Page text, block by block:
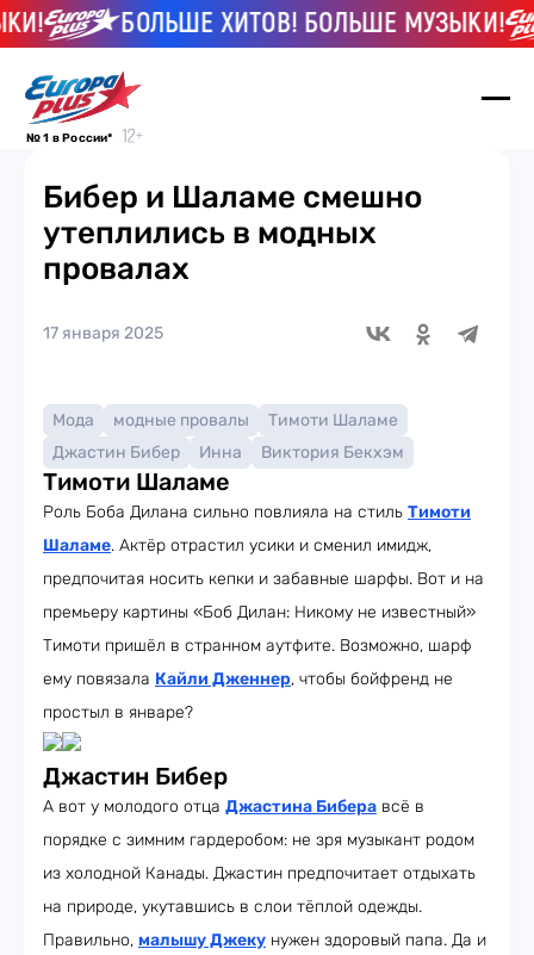
БОЛЬШЕ ХИТОВ! БОЛЬШЕ МУЗЫКИ!
№ 1 в России*
Бибер и Шаламе смешно
утеплились в модных
провалах
17 января 2025
Мода модные провалы
Тимоти Шаламе
Джастин Бибер
Инна Виктория Бекхэм
Тимоти Шаламе
Роль Боба Дилана сильно повлияла на стиль Тимоти
Шаламе. Актёр отрастил усики и сменил имидж,
предпочитая носить кепки и забавные шарфы. Вот и на
премьеру картины «Боб Дилан: Никому не известный»
Тимоти пришёл в странном аутфите. Возможно, шарф
ему повязала Кайли Дженнер, чтобы бойфренд не
простыл в январе?
Джастин Бибер
А вот у молодого отца Джастина Бибера всё в
порядке с зимним гардеробом: не зря музыкант родом
из холодной Канады. Джастин предпочитает отдыхать
на природе, укутавшись в слои тёплой одежды.
Правильно, малышу Джеку нужен здоровый папа. Да и